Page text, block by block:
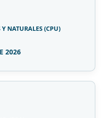
NATURALES (CPU)
2026